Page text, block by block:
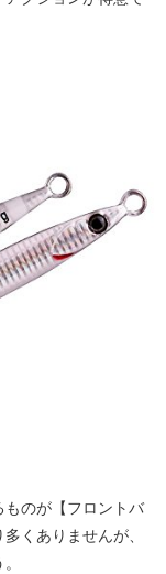
ものが【フロントバ
くありませんが、